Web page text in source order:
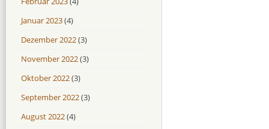
Januar 2023(4)
Dezember 2022(3)
November 2022(3)
Oktober 2022(3)
September 2022(3)
August 2022(4)